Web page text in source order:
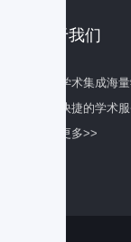
关于我们
百度学术集成海
全面快捷的学术
了解更多>>